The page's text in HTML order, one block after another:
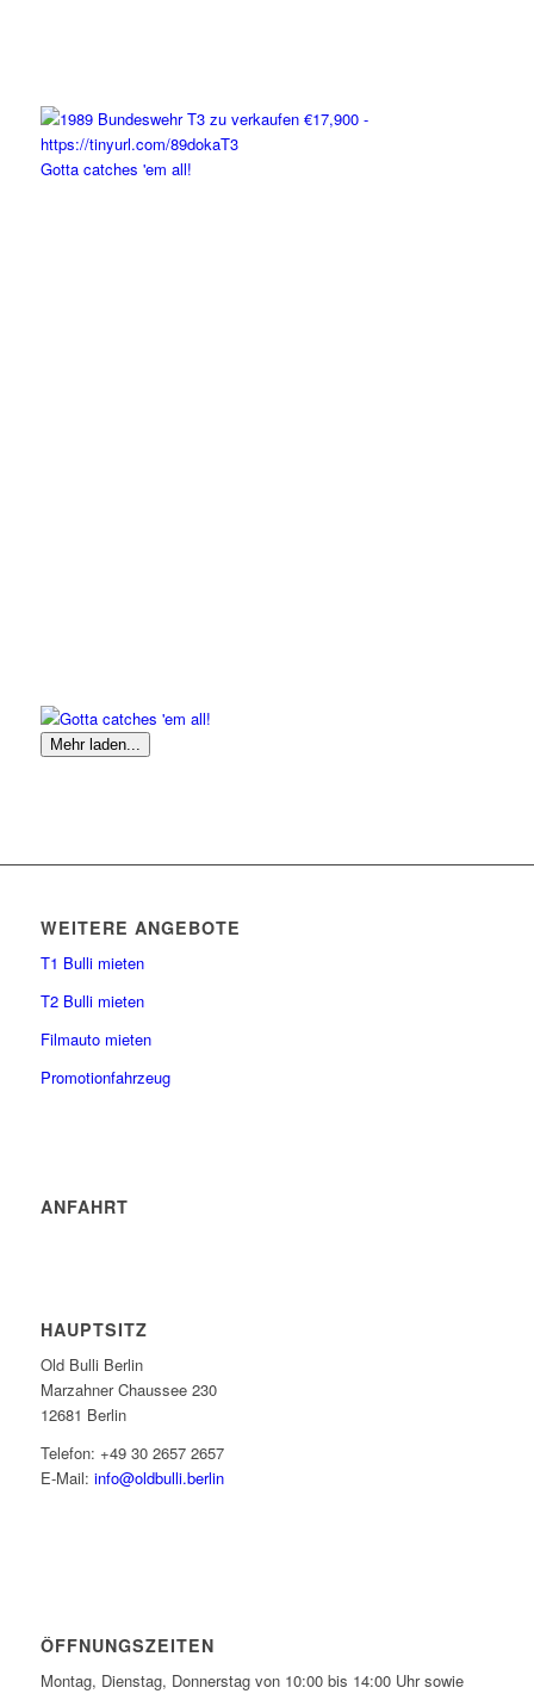
Gotta catches 'em all!
Mehr laden...
WEITERE ANGEBOTE
T1 Bulli mieten
T2 Bulli mieten
Filmauto mieten
Promotionfahrzeug
ANFAHRT
HAUPTSITZ
Old Bulli Berlin
Marzahner Chaussee 230
12681 Berlin
Telefon: +49 30 2657 2657
E-Mail: info@oldbulli.berlin
ÖFFNUNGSZEITEN
Montag, Dienstag, Donnerstag von 10:00 bis 14:00 Uhr sowie